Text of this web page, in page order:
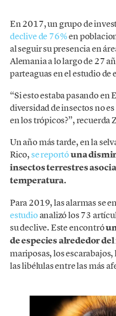
En 2017, un grupo de
declive de 76%en
al seguir su presencia en
Alemania a lo largo de 27
parteaguas en el estudio de
“Si esto estaba pasando en
diversidad de insectos no
en los trópicos?”, recuerda
Un año más tarde, en la
Rico,se reportóuna
insectos terrestres
temperatura.
Para 2019, las alarmas se
estudioanalizó los 73
su declive. Este encontró
de especies alrededor
mariposas, los escarabajos,
las libélulas entre las más